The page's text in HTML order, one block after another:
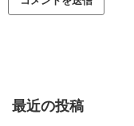
最近の投稿